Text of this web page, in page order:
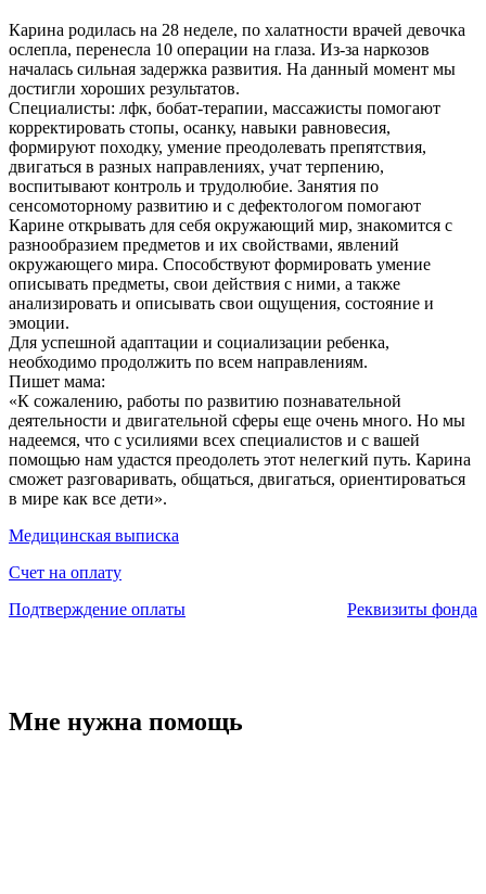
Карина родилась на 28 неделе, по халатности врачей девочка
ослепла, перенесла 10 операции на глаза. Из-за наркозов
началась сильная задержка развития. На данный момент мы
достигли хороших результатов.
Специалисты: лфк, бобат-терапии, массажисты помогают
корректировать стопы, осанку, навыки равновесия,
формируют походку, умение преодолевать препятствия,
двигаться в разных направлениях, учат терпению,
воспитывают контроль и трудолюбие. Занятия по
сенсомоторному развитию и с дефектологом помогают
Карине открывать для себя окружающий мир, знакомится с
разнообразием предметов и их свойствами, явлений
окружающего мира. Способствуют формировать умение
описывать предметы, свои действия с ними, а также
анализировать и описывать свои ощущения, состояние и
эмоции.
Для успешной адаптации и социализации ребенка,
необходимо продолжить по всем направлениям.
Пишет мама:
«К сожалению, работы по развитию познавательной
деятельности и двигательной сферы еще очень много. Но мы
надеемся, что с усилиями всех специалистов и с вашей
помощью нам удастся преодолеть этот нелегкий путь. Карина
сможет разговаривать, общаться, двигаться, ориентироваться
в мире как все дети».
Медицинская выписка
Счет на оплату
Подтверждение оплаты
Реквизиты фонда
Мне нужна помощь